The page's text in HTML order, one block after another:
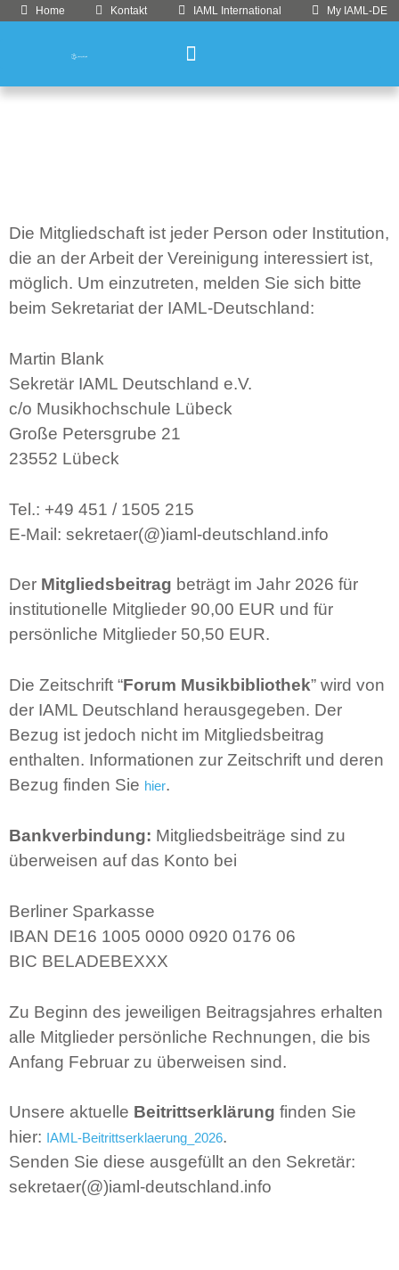
Home Kontakt IAML International My IAML-DE
Die Mitgliedschaft ist jeder Person oder Institution,
die an der Arbeit der Vereinigung interessiert ist,
möglich. Um einzutreten, melden Sie sich bitte
beim Sekretariat der IAML-Deutschland:
Martin Blank
Sekretär IAML Deutschland e.V.
c/o Musikhochschule Lübeck
Große Petersgrube 21
23552 Lübeck
Tel.: +49 451 / 1505 215
E-Mail: sekretaer(@)iaml-deutschland.info
Der Mitgliedsbeitrag beträgt im Jahr 2026 für
institutionelle Mitglieder 90,00 EUR und für
persönliche Mitglieder 50,50 EUR.
Die Zeitschrift “Forum Musikbibliothek” wird von
der IAML Deutschland herausgegeben. Der
Bezug ist jedoch nicht im Mitgliedsbeitrag
enthalten. Informationen zur Zeitschrift und deren
Bezug finden Sie hier.
Bankverbindung: Mitgliedsbeiträge sind zu
überweisen auf das Konto bei
Berliner Sparkasse
IBAN DE16 1005 0000 0920 0176 06
BIC BELADEBEXXX
Zu Beginn des jeweiligen Beitragsjahres erhalten
alle Mitglieder persönliche Rechnungen, die bis
Anfang Februar zu überweisen sind.
Unsere aktuelle Beitrittserklärung finden Sie
hier: IAML-Beitrittserklaerung_2026.
Senden Sie diese ausgefüllt an den Sekretär:
sekretaer(@)iaml-deutschland.info